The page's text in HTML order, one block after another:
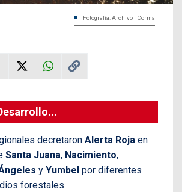
Fotografía: Archivo | Corma
decretaron Alerta Roja en
Santa Juana, Nacimiento,
y Yumbel por diferentes
forestales.